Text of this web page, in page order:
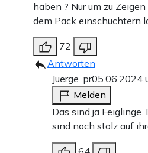
haben ? Nur um zu
dem Pack einschüchtern
72
Antworten
Juerge ,pr05.06.2024
Melden
Das sind ja
sind noch stolz auf